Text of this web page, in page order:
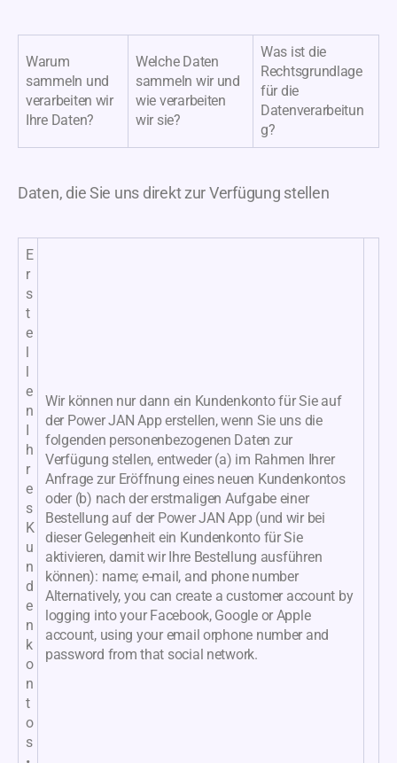
Warum
sammeln und
verarbeiten wir
Ihre Daten?
Welche Daten
sammeln wir und
wie verarbeiten
wir sie?
Was ist die
Rechtsgrundlage
für die
Datenverarbeitun
g?
Daten, die Sie uns direkt zur Verfügung stellen
E
r
s
t
e
l
l
e
n
I
h
r
e
s
K
u
n
d
e
n
k
o
n
t
o
s
Wir können nur dann ein Kundenkonto für Sie auf
der Power JAN App erstellen, wenn Sie uns die
folgenden personenbezogenen Daten zur
Verfügung stellen, entweder (a) im Rahmen Ihrer
Anfrage zur Eröffnung eines neuen Kundenkontos
oder (b) nach der erstmaligen Aufgabe einer
Bestellung auf der Power JAN App (und wir bei
dieser Gelegenheit ein Kundenkonto für Sie
aktivieren, damit wir Ihre Bestellung ausführen
können): name; e-mail, and phone number
Alternatively, you can create a customer account by
logging into your Facebook, Google or Apple
account, using your email orphone number and
password from that social network.